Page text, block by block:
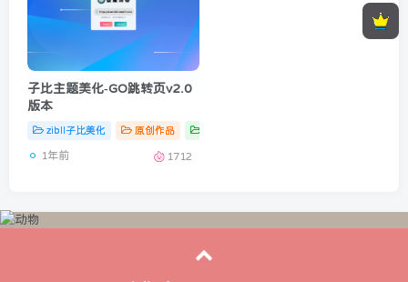
子比主题美化-GO跳转页v2.0
版本
zibll子比美化 原创作品
1年前 1712